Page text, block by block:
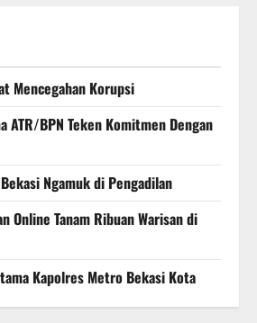
Mencegahan Korupsi
ATR/BPN Teken Komitmen Dengan
Ngamuk di Pengadilan
Online Tanam Ribuan Warisan di
Kapolres Metro Bekasi Kota